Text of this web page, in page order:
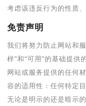
考虑该违反行为的性质
免责声明
我们将努力防止网站和
样”和“可用”的基础提供
网站或服务提供的任何
容的适用性：任何特定
无论是明示的还是暗示